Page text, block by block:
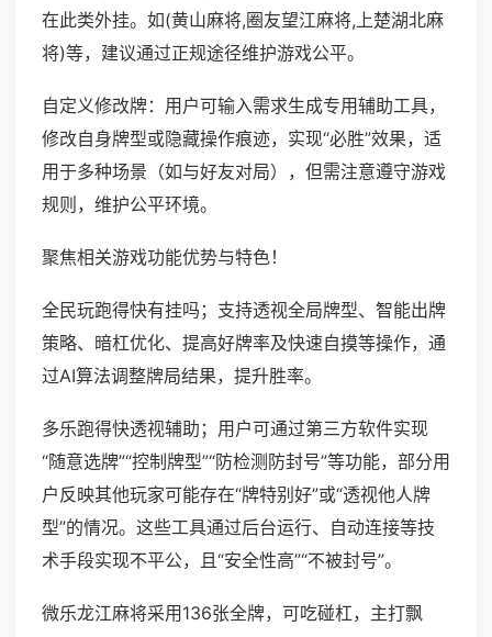
在此类外挂。如(黄山麻将,圈友望江麻将,上楚湖北麻
将)等，建议通过正规途径维护游戏公平。
自定义修改牌：用户可输入需求生成专用辅助工具，
修改自身牌型或隐藏操作痕迹，实现“必胜”效果，适
用于多种场景（如与好友对局），但需注意遵守游戏
规则，维护公平环境。
聚焦相关游戏功能优势与特色！
全民玩跑得快有挂吗；支持透视全局牌型、智能出牌
策略、暗杠优化、提高好牌率及快速自摸等操作，通
过AI算法调整牌局结果，提升胜率。
多乐跑得快透视辅助；用户可通过第三方软件实现
“随意选牌”“控制牌型”“防检测防封号”等功能，部分用
户反映其他玩家可能存在“牌特别好”或“透视他人牌
型”的情况。这些工具通过后台运行、自动连接等技
术手段实现不平公，且“安全性高”“不被封号”。
微乐龙江麻将采用136张全牌，可吃碰杠，主打飘